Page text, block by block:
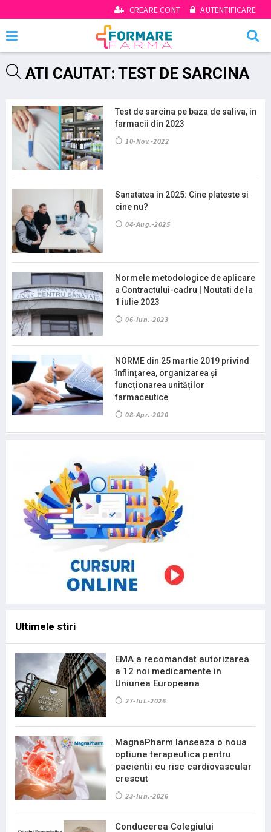
CREARE CONT AUTENTIFICARE
ATI CAUTAT: TEST DE SARCINA
Test de sarcina pe baza de saliva, in
farmacii din 2023
10-Nov.-2022
Sanatatea in 2025: Cine plateste si
cine nu?
04-Aug.-2025
Normele metodologice de aplicare
a Contractului-cadru | Noutati de la
1 iulie 2023
06-Iun.-2023
NORME din 25 martie 2019 privind
înființarea, organizarea și
funcționarea unităților
farmaceutice
08-Apr.-2020
Ultimele stiri
EMA a recomandat autorizarea
a 12 noi medicamente in
Uniunea Europeana
27-Iul.-2026
MagnaPharm lanseaza o noua
optiune terapeutica pentru
pacientii cu risc cardiovascular
crescut
23-Iun.-2026
Conducerea Colegiului